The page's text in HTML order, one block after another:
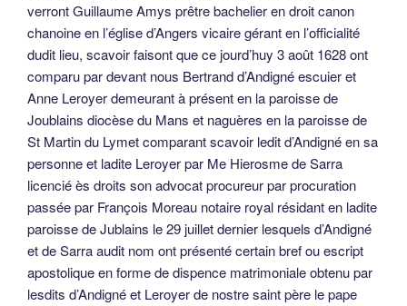
verront Guillaume Amys prêtre bachelier en droit canon
chanoine en l’église d’Angers vicaire gérant en l’officialité
dudit lieu, scavoir faisont que ce jourd’huy 3 août 1628 ont
comparu par devant nous Bertrand d’Andigné escuier et
Anne Leroyer demeurant à présent en la paroisse de
Joublains diocèse du Mans et naguères en la paroisse de
St Martin du Lymet comparant scavoir ledit d’Andigné en sa
personne et ladite Leroyer par Me Hierosme de Sarra
licencié ès droits son advocat procureur par procuration
passée par François Moreau notaire royal résidant en ladite
paroisse de Jublains le 29 juillet dernier lesquels d’Andigné
et de Sarra audit nom ont présenté certain bref ou escript
apostolique en forme de dispence matrimoniale obtenu par
lesdits d’Andigné et Leroyer de nostre saint père le pape